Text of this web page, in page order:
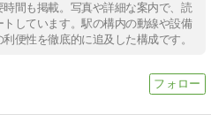
間も掲載。写真や詳細な案内で、読
しています。駅の構内の動線や設備
便性を徹底的に追及した構成です。